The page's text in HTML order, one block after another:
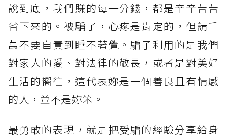
說到底，我們賺的每一分錢，都是辛辛苦苦
省下來的。被騙了，心疼是肯定的，但請千
萬不要自責到睡不著覺。騙子利用的是我們
對家人的愛、對法律的敬畏，或者是對美好
生活的嚮往，這代表妳是一個善良且有情感
的人，並不是妳笨。
最勇敢的表現，就是把受騙的經驗分享給身